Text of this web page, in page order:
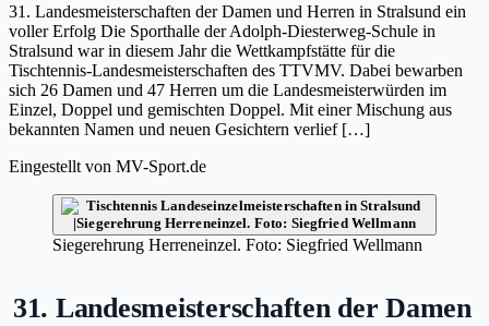
31. Landesmeisterschaften der Damen und Herren in Stralsund ein
voller Erfolg Die Sporthalle der Adolph-Diesterweg-Schule in
Stralsund war in diesem Jahr die Wettkampfstätte für die
Tischtennis-Landesmeisterschaften des TTVMV. Dabei bewarben
sich 26 Damen und 47 Herren um die Landesmeisterwürden im
Einzel, Doppel und gemischten Doppel. Mit einer Mischung aus
bekannten Namen und neuen Gesichtern verlief […]
Eingestellt von MV-Sport.de
Siegerehrung Herreneinzel. Foto: Siegfried Wellmann
31. Landesmeisterschaften der Damen